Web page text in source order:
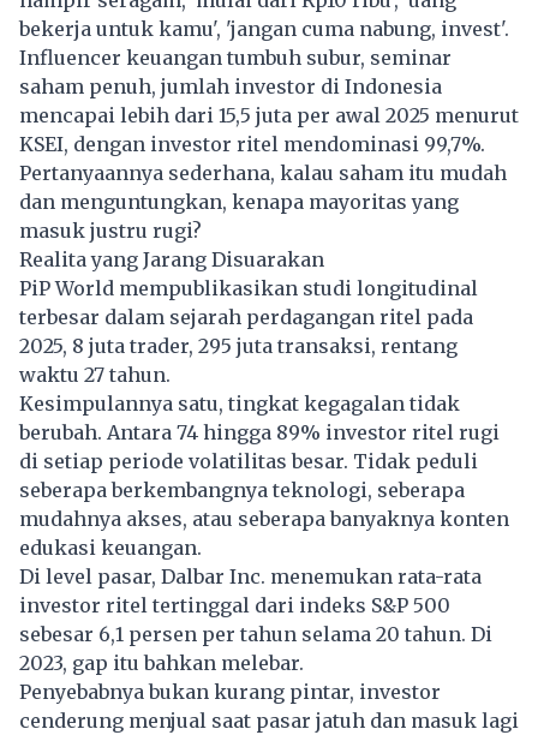
bekerja untuk kamu', 'jangan cuma nabung, invest'.
Influencer keuangan tumbuh subur, seminar
saham penuh, jumlah investor di Indonesia
mencapai lebih dari 15,5 juta per awal 2025 menurut
KSEI, dengan investor ritel mendominasi 99,7%.
Pertanyaannya sederhana, kalau saham itu mudah
dan menguntungkan, kenapa mayoritas yang
masuk justru rugi?
Realita yang Jarang Disuarakan
PiP World mempublikasikan studi longitudinal
terbesar dalam sejarah perdagangan ritel pada
2025, 8 juta trader, 295 juta transaksi, rentang
waktu 27 tahun.
Kesimpulannya satu, tingkat kegagalan tidak
berubah. Antara 74 hingga 89% investor ritel rugi
di setiap periode volatilitas besar. Tidak peduli
seberapa berkembangnya teknologi, seberapa
mudahnya akses, atau seberapa banyaknya konten
edukasi keuangan.
Di level pasar, Dalbar Inc. menemukan rata-rata
investor ritel tertinggal dari indeks S&P 500
sebesar 6,1 persen per tahun selama 20 tahun. Di
2023, gap itu bahkan melebar.
Penyebabnya bukan kurang pintar, investor
cenderung menjual saat pasar jatuh dan masuk lagi